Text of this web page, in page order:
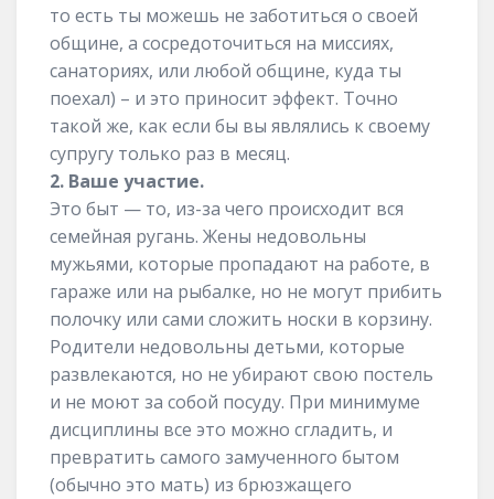
то есть ты можешь не заботиться о своей
общине, а сосредоточиться на миссиях,
санаториях, или любой общине, куда ты
поехал) – и это приносит эффект. Точно
такой же, как если бы вы являлись к своему
супругу только раз в месяц.
2. Ваше участие.
Это быт — то, из-за чего происходит вся
семейная ругань. Жены недовольны
мужьями, которые пропадают на работе, в
гараже или на рыбалке, но не могут прибить
полочку или сами сложить носки в корзину.
Родители недовольны детьми, которые
развлекаются, но не убирают свою постель
и не моют за собой посуду. При минимуме
дисциплины все это можно сгладить, и
превратить самого замученного бытом
(обычно это мать) из брюзжащего